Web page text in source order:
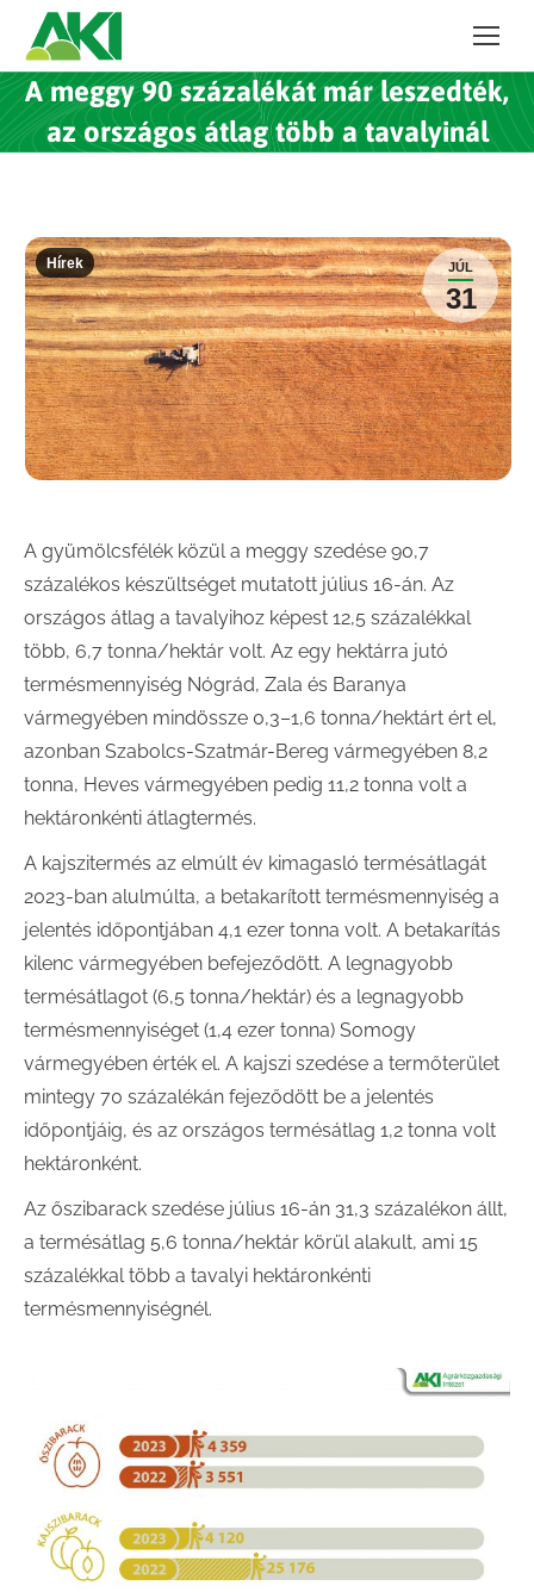
A meggy 90 százalékát már leszedték,
az országos átlag több a tavalyinál
JÚL
31
Hírek
A gyümölcsfélék közül a meggy szedése 90,7
százalékos készültséget mutatott július 16-án. Az
országos átlag a tavalyihoz képest 12,5 százalékkal
több, 6,7 tonna/hektár volt. Az egy hektárra jutó
termésmennyiség Nógrád, Zala és Baranya
vármegyében mindössze 0,3–1,6 tonna/hektárt ért el,
azonban Szabolcs-Szatmár-Bereg vármegyében 8,2
tonna, Heves vármegyében pedig 11,2 tonna volt a
hektáronkénti átlagtermés.
A kajszitermés az elmúlt év kimagasló termésátlagát
2023-ban alulmúlta, a betakarított termésmennyiség a
jelentés időpontjában 4,1 ezer tonna volt. A betakarítás
kilenc vármegyében befejeződött. A legnagyobb
termésátlagot (6,5 tonna/hektár) és a legnagyobb
termésmennyiséget (1,4 ezer tonna) Somogy
vármegyében érték el. A kajszi szedése a termőterület
mintegy 70 százalékán fejeződött be a jelentés
időpontjáig, és az országos termésátlag 1,2 tonna volt
hektáronként.
Az őszibarack szedése július 16-án 31,3 százalékon állt,
a termésátlag 5,6 tonna/hektár körül alakult, ami 15
százalékkal több a tavalyi hektáronkénti
termésmennyiségnél.